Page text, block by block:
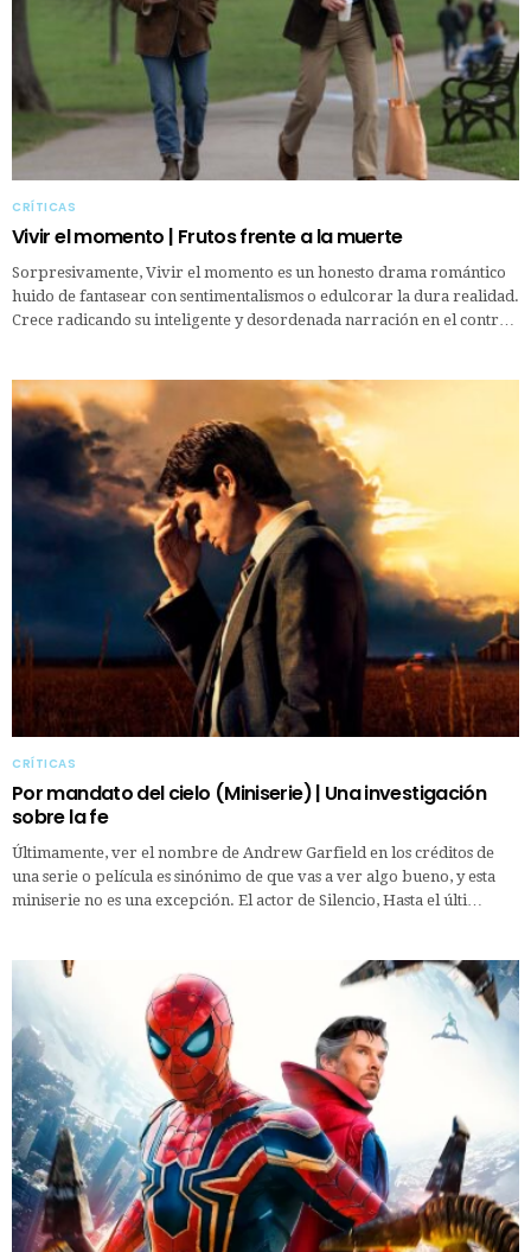
CRÍTICAS
Vivir el momento | Frutos frente a la muerte
Sorpresivamente, Vivir el momento es un honesto drama romántico
huido de fantasear con sentimentalismos o edulcorar la dura realidad.
Crece radicando su inteligente y desordenada narración en el contr…
CRÍTICAS
Por mandato del cielo (Miniserie) | Una investigación
sobre la fe
Últimamente, ver el nombre de Andrew Garfield en los créditos de
una serie o película es sinónimo de que vas a ver algo bueno, y esta
miniserie no es una excepción. El actor de Silencio, Hasta el últi…